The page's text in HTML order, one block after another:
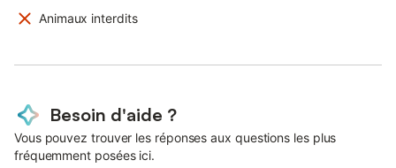
Animaux interdits
Besoin d'aide ?
Vous pouvez trouver les réponses aux questions les plus
fréquemment posées ici.